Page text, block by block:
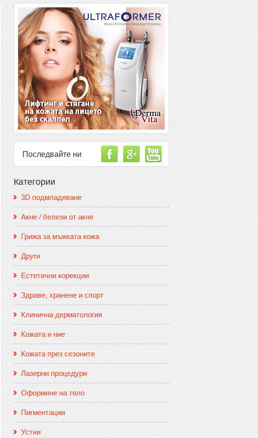
Последвайте ни
Категории
3D подмладяване
Акне / белези от акне
Грижа за мъжката кожа
Други
Естетични корекции
Здраве, хранене и спорт
Клинична дерматология
Кожата и ние
Кожата през сезоните
Лазерни процедури
Оформяне на тяло
Пигментации
Устни